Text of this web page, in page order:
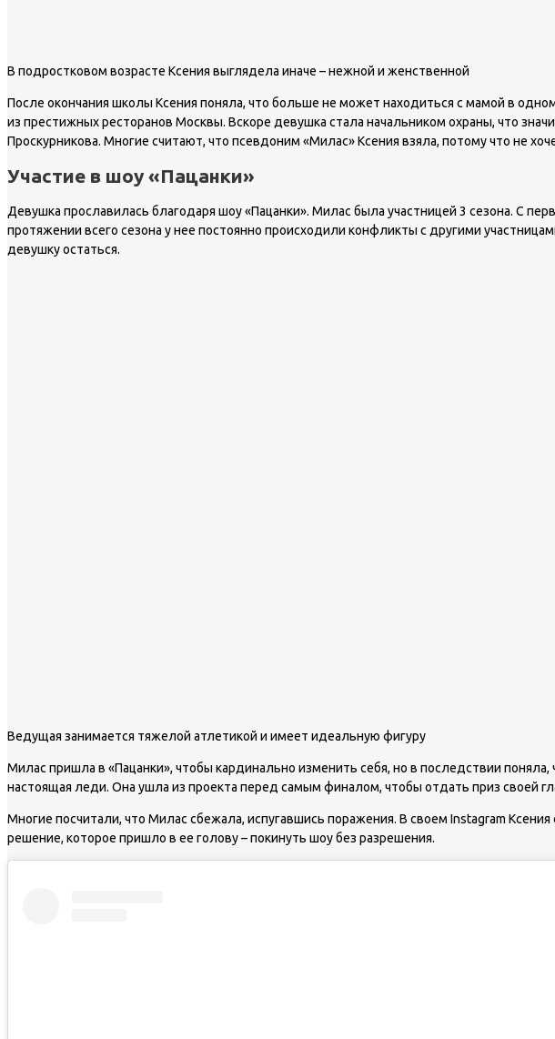
В подростковом возрасте Ксения выглядела иначе – нежной и женственной
После окончания школы Ксения поняла, что больше не может находиться с мамой в
из престижных ресторанов Москвы. Вскоре девушка стала начальником охраны, что
Проскурникова. Многие считают, что псевдоним «Милас» Ксения взяла, потому что не
Участие в шоу «Пацанки»
Девушка прославилась благодаря шоу «Пацанки». Милас была участницей 3 сезона. С
протяжении всего сезона у нее постоянно происходили конфликты с другими
девушку остаться.
Ведущая занимается тяжелой атлетикой и имеет идеальную фигуру
Милас пришла в «Пацанки», чтобы кардинально изменить себя, но в последствии
настоящая леди. Она ушла из проекта перед самым финалом, чтобы отдать приз своей
Многие посчитали, что Милас сбежала, испугавшись поражения. В своем Instagram
решение, которое пришло в ее голову – покинуть шоу без разрешения.